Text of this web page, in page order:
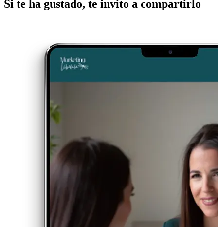
Si te ha gustado, te invito a compartirlo